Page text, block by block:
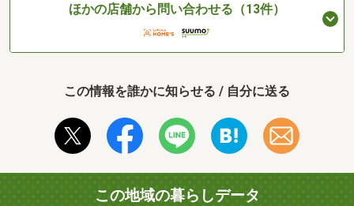
ほかの店舗から問い合わせる（13件）
この情報を誰かに知らせる / 自分に送る
この地域の暮らしデータ